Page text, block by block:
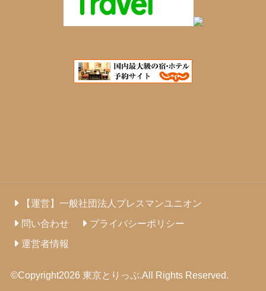
【運営】一般社団法人プレスマンユニオン
問い合わせ
プライバシーポリシー
運営者情報
©Copyright2026 東京とりっぷ.All Rights Reserved.